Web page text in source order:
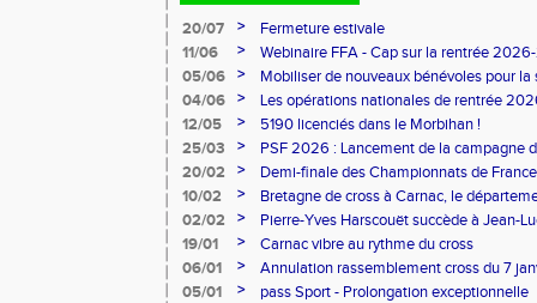
20/07 >
Fermeture estivale
11/06
>
Webinaire FFA - Cap sur la rentrée
05/06
>
Mobiliser de nouveaux bénévoles pour
04/06
>
Les opérations nationales de rentrée
12/05
>
5190 licenciés dans le Morbihan !
25/03
>
PSF 2026 : Lancement de la campagne
20/02
>
Demi-finale des Championnats de
10/02
>
Bretagne de cross à Carnac, le
l'honneur
02/02 >
Pierre-Yves Harscouët succède à Jean-
comité du Morbihan
19/01 >
Carnac vibre au rythme du cross
06/01
>
Annulation rassemblement cross du 7
05/01
>
pass Sport - Prolongation exceptionnelle